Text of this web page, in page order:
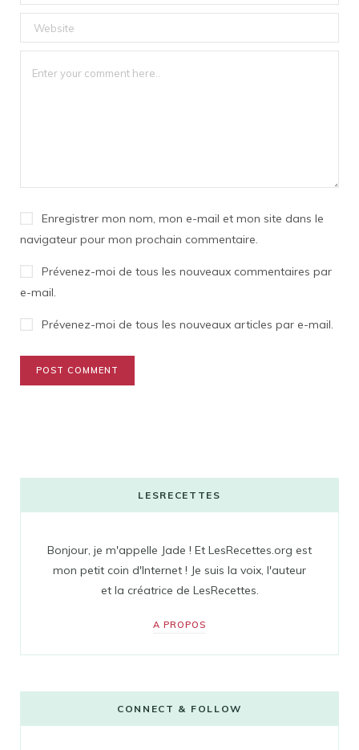
Enregistrer mon nom, mon e-mail et mon site dans le
navigateur pour mon prochain commentaire.
Prévenez-moi de tous les nouveaux commentaires par
e-mail.
Prévenez-moi de tous les nouveaux articles par e-mail.
LESRECETTES
Bonjour, je m'appelle Jade ! Et LesRecettes.org est
mon petit coin d'Internet ! Je suis la voix, l'auteur
et la créatrice de LesRecettes.
A PROPOS
CONNECT & FOLLOW